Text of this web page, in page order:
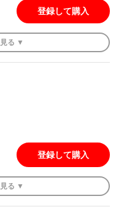
登録して購入
見る ▼
登録して購入
見る ▼